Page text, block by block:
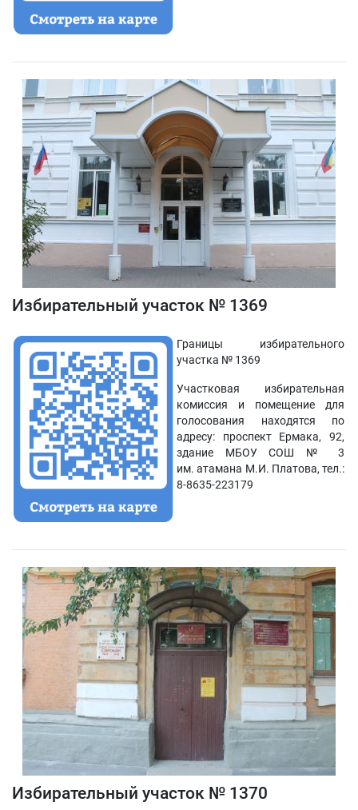
Избирательный участок № 1369
Границы избирательного
участка № 1369
Участковая избирательная
комиссия и помещение для
голосования находятся по
адресу: проспект Ермака, 92,
здание МБОУ СОШ № 3
им. атамана М.И. Платова, тел.:
8-8635-223179
Избирательный участок № 1370